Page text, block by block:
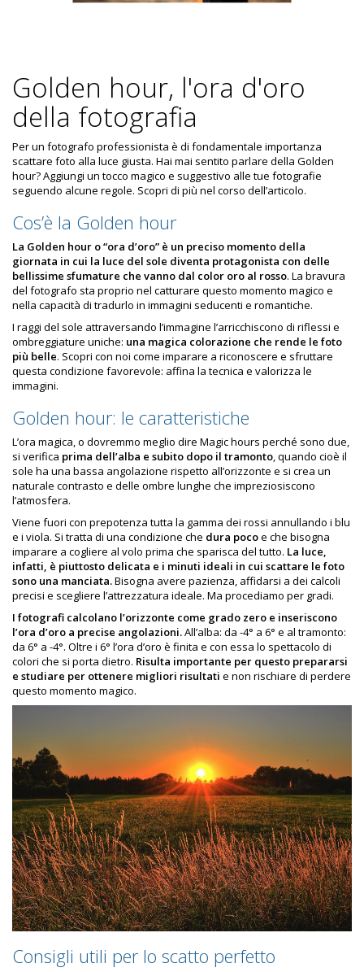
Golden hour, l'ora d'oro
della fotografia
Per un fotografo professionista è di fondamentale importanza
scattare foto alla luce giusta. Hai mai sentito parlare della Golden
hour? Aggiungi un tocco magico e suggestivo alle tue fotografie
seguendo alcune regole. Scopri di più nel corso dell’articolo.
Cos’è la Golden hour
La Golden hour o “ora d’oro” è un preciso momento della
giornata in cui la luce del sole diventa protagonista con delle
bellissime sfumature che vanno dal color oro al rosso. La bravura
del fotografo sta proprio nel catturare questo momento magico e
nella capacità di tradurlo in immagini seducenti e romantiche.
I raggi del sole attraversando l’immagine l’arricchiscono di riflessi e
ombreggiature uniche: una magica colorazione che rende le foto
più belle. Scopri con noi come imparare a riconoscere e sfruttare
questa condizione favorevole: affina la tecnica e valorizza le
immagini.
Golden hour: le caratteristiche
L’ora magica, o dovremmo meglio dire Magic hours perché sono due,
si verifica prima dell’alba e subito dopo il tramonto, quando cioè il
sole ha una bassa angolazione rispetto all’orizzonte e si crea un
naturale contrasto e delle ombre lunghe che impreziosiscono
l’atmosfera.
Viene fuori con prepotenza tutta la gamma dei rossi annullando i blu
e i viola. Si tratta di una condizione che dura pocoe che bisogna
imparare a cogliere al volo prima che sparisca del tutto. La luce,
infatti, è piuttosto delicata e i minuti ideali in cui scattare le foto
sono una manciata.Bisogna avere pazienza, affidarsi a dei calcoli
precisi e scegliere l’attrezzatura ideale. Ma procediamo per gradi.
I fotografi calcolano l’orizzonte come grado zero e inseriscono
l’ora d’oro a precise angolazioni.All’alba: da -4° a 6° e al tramonto:
da 6° a -4°. Oltre i 6° l’ora d’oro è finita e con essa lo spettacolo di
colori che si porta dietro. Risulta importante per questo prepararsi
e studiare per ottenere migliori risultati e non rischiare di perdere
questo momento magico.
Consigli utili per lo scatto perfetto